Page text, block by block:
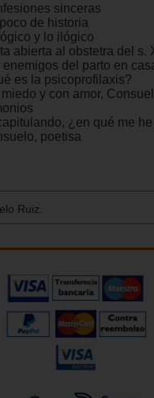
sinceras
de historia
y lo ilógico
abierta al obstetra del s.
enemigos del parto en
es la psicoprofilaxis?
y con amor,
¿en qué me
poetisa
Ruiz.